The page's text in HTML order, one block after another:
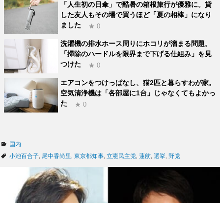
「人生初の日傘」で酷暑の箱根旅行が優雅に。貸
した友人もその場で買うほど「夏の相棒」になり
ました
★ 0
洗濯機の排水ホース周りにホコリが溜まる問題。
「掃除のハードルを限界まで下げる仕組み」を見
つけた
★ 0
エアコンをつけっぱなし、猫2匹と暮らすわが家。
空気清浄機は「各部屋に1台」じゃなくてもよかっ
た
★ 0
カ
テ
国内
タ
小池百合子 尾中香尚里 東京都知事 立憲民主党 蓮舫 選挙 野党